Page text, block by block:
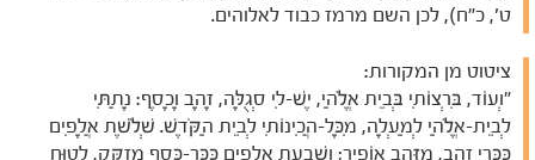
ט', כ"ח), לכן השם מרמז כבוד לאלוהים.
ציטוט מן המקורות:
"וְעוֹד, בִּרְצוֹתִי בְּבֵית אֱלֹהַי, יֶשׁ-לִי סְגֻלָּה, זָהָב וָכָסֶף: נָתַתִּי
לְבֵית-אֱלֹהַי לְמַעְלָה, מִכָּל-הֲכִינוֹתִי לְבֵית הַקֹּדֶשׁ. שְׁלֹשֶׁת אֲלָפִים
כִּכְּרֵי זָהָב, מִזְּהַב אוֹפִיר; וְשִׁבְעַת אֲלָפִים כִּכַּר-כֶּסֶף מְזֻקָּק, לָטוּחַ